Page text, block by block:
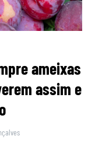
ameixas
assim e